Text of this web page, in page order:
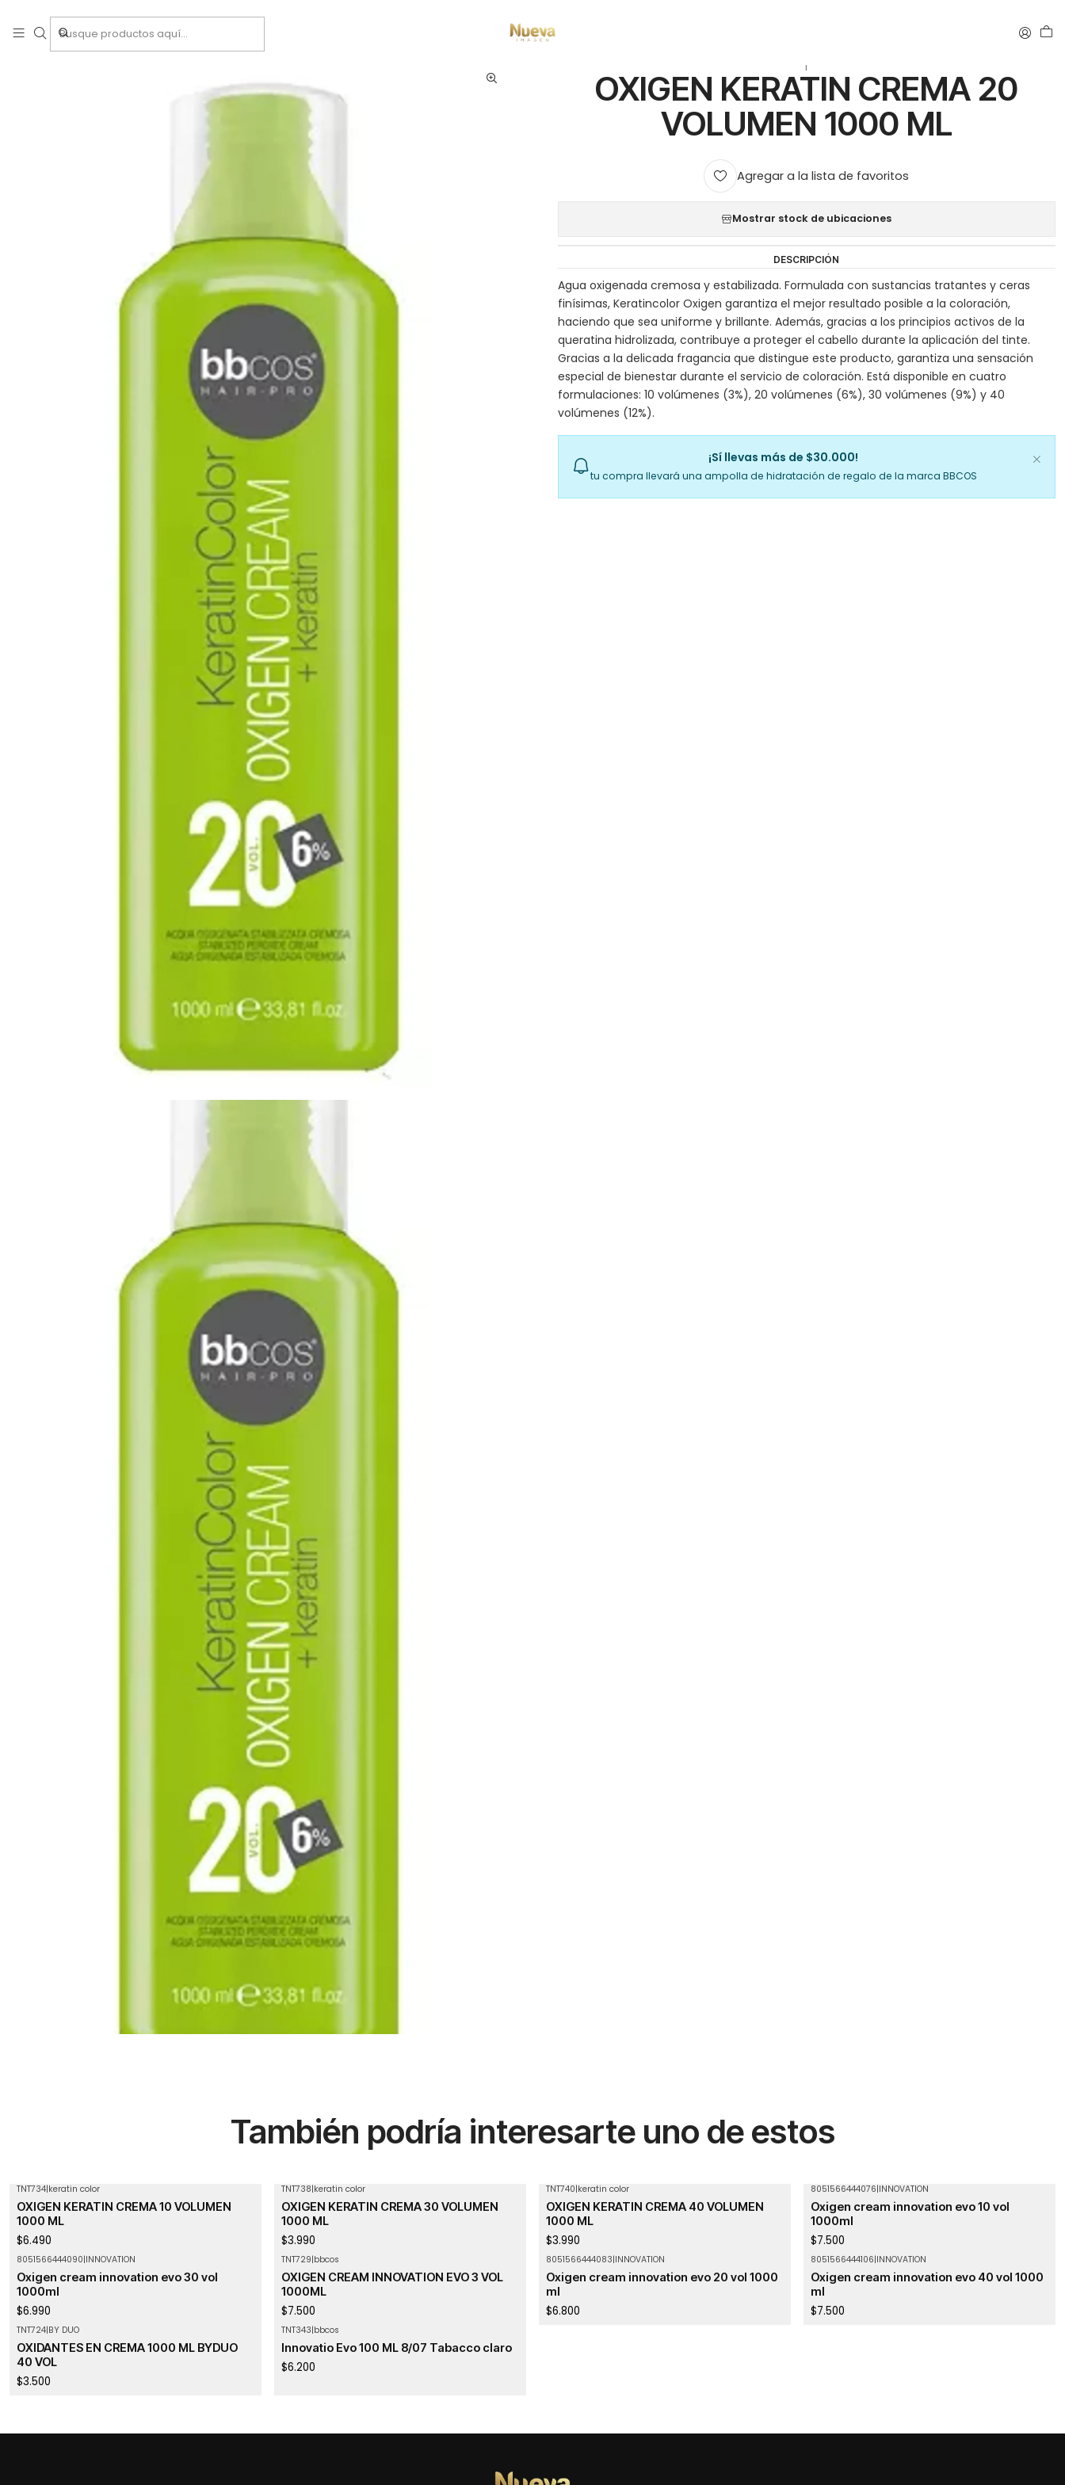
|
OXIGEN KERATIN CREMA 20
VOLUMEN 1000 ML
Agregar a la lista de favoritos
Mostrar stock de ubicaciones
DESCRIPCIÓN
Agua oxigenada cremosa y estabilizada. Formulada con sustancias tratantes y ceras
finísimas, Keratincolor Oxigen garantiza el mejor resultado posible a la coloración,
haciendo que sea uniforme y brillante. Además, gracias a los principios activos de la
queratina hidrolizada, contribuye a proteger el cabello durante la aplicación del tinte.
Gracias a la delicada fragancia que distingue este producto, garantiza una sensación
especial de bienestar durante el servicio de coloración. Está disponible en cuatro
formulaciones: 10 volúmenes (3%), 20 volúmenes (6%), 30 volúmenes (9%) y 40
volúmenes (12%).
¡Sí llevas más de $30.000!
tu compra llevará una ampolla de hidratación de regalo de la marca BBCOS
También podría interesarte uno de estos
TNT734|keratin color
OXIGEN KERATIN CREMA 10 VOLUMEN
1000 ML
$6.490
TNT738|keratin color
OXIGEN KERATIN CREMA 30 VOLUMEN
1000 ML
$3.990
TNT740|keratin color
OXIGEN KERATIN CREMA 40 VOLUMEN
1000 ML
$3.990
8051566444076|INNOVATION
Oxigen cream innovation evo 10 vol
1000ml
$7.500
8051566444090|INNOVATION
Oxigen cream innovation evo 30 vol
1000ml
$6.990
TNT729|bbcos
OXIGEN CREAM INNOVATION EVO 3 VOL
1000ML
$7.500
8051566444083|INNOVATION
Oxigen cream innovation evo 20 vol 1000
ml
$6.800
8051566444106|INNOVATION
Oxigen cream innovation evo 40 vol 1000
ml
$7.500
TNT724|BY DUO
OXIDANTES EN CREMA 1000 ML BYDUO
40 VOL
$3.500
TNT343|bbcos
Innovatio Evo 100 ML 8/07 Tabacco claro
$6.200